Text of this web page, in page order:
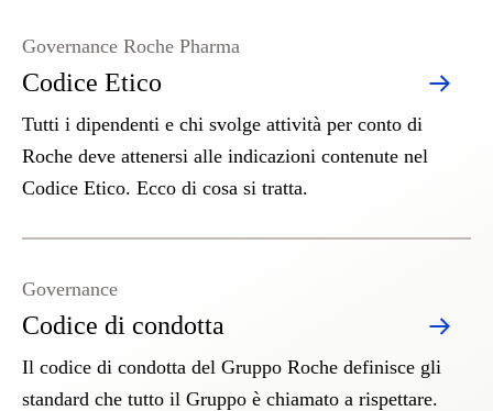
Codice Etico
Governance Roche Pharma
Tutti i dipendenti e chi svolge attività per conto di
Roche deve attenersi alle indicazioni contenute nel
Codice Etico. Ecco di cosa si tratta.
Codice di condotta
Governance
Il codice di condotta del Gruppo Roche definisce gli
standard che tutto il Gruppo è chiamato a rispettare.